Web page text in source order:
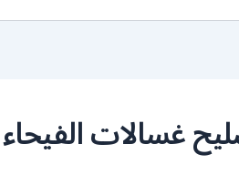
غسالات الفيحاء